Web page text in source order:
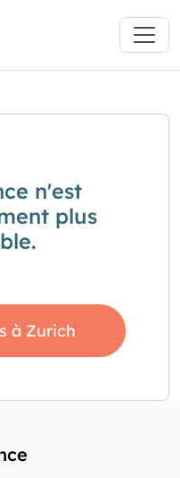
n'est
plus
à Zurich